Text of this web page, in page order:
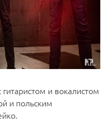
и вокалистом
и польским